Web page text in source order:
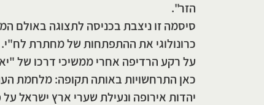
הזר".
סיסמה זו ניצבת בכניסה לתצוגה באולם
כרונולוגי את ההתפתחות של מחתרת לח"י.
על רקע הרדיפה אחרי ממשיכי דרכו של
כאן התרחשויות באותה תקופה: מלחמת
יהדות אירופה ונעילת שערי ארץ ישראל